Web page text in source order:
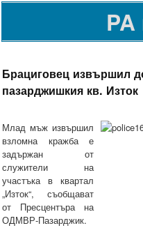
Брациговец извършил
пазарджишкия кв. Изток
Млад мъж извършил
взломна кражба е
задържан от
служители на
участъка в квартал
„Изток“, съобщават
от Пресцентъра на
ОДМВР-Пазарджик.